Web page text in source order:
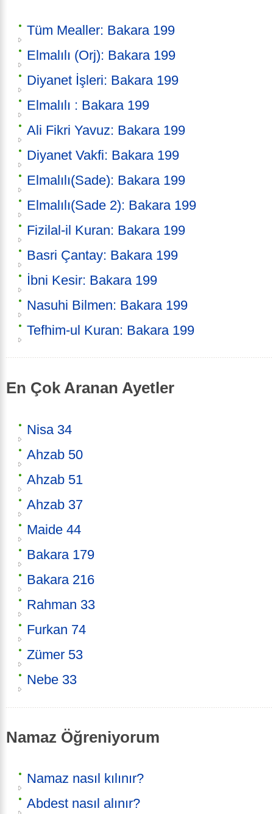
Tüm Mealler: Bakara 199
Elmalılı (Orj): Bakara 199
Diyanet İşleri: Bakara 199
Elmalılı : Bakara 199
Ali Fikri Yavuz: Bakara 199
Diyanet Vakfi: Bakara 199
Elmalılı(Sade): Bakara 199
Elmalılı(Sade 2): Bakara 199
Fizilal-il Kuran: Bakara 199
Basri Çantay: Bakara 199
İbni Kesir: Bakara 199
Nasuhi Bilmen: Bakara 199
Tefhim-ul Kuran: Bakara 199
En Çok Aranan Ayetler
Nisa 34
Ahzab 50
Ahzab 51
Ahzab 37
Maide 44
Bakara 179
Bakara 216
Rahman 33
Furkan 74
Zümer 53
Nebe 33
Namaz Öğreniyorum
Namaz nasıl kılınır?
Abdest nasıl alınır?